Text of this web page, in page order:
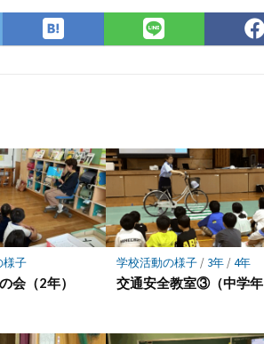
は
て
マ
ー
ク
に
保
LINE
で
様子
会（2年）
学校活動の様子/ 3年/4年
交通安全教室③（中学年